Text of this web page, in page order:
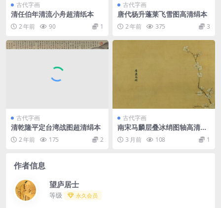
古代字画
清任伯年清流小舟超清纸本
2 年前 90 1
古代字画
唐代杨升蓬莱飞雪图高清绢本
2 年前 375 3
古代字画
清乾隆平定台湾战图超清绢本
2 年前 175 2
古代字画
南宋马麟层叠冰绡图轴高清绢
布 3 月前 108 1
作者信息
望庐居士
等级 永久会员